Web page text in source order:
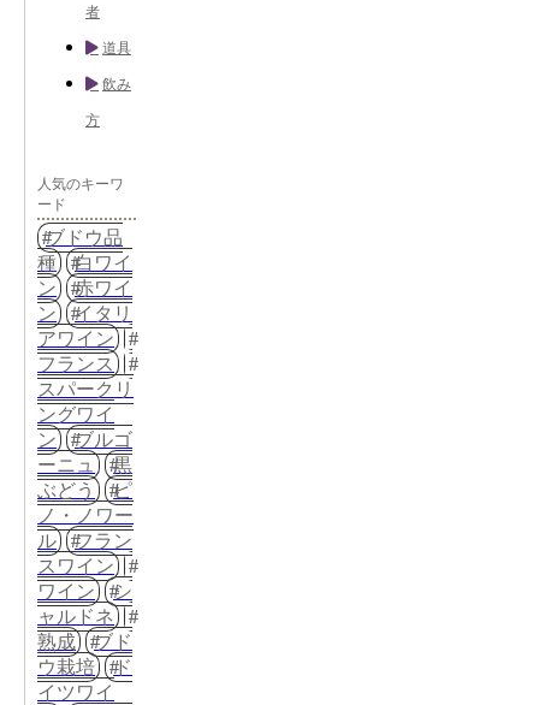
者
道具
飲み
方
人気のキーワ
ード
ブドウ品
種
白ワイ
ン
赤ワイ
ン
イタリ
アワイン
フランス
スパークリ
ングワイ
ン
ブルゴ
ーニュ
黒
ぶどう
ピ
ノ・ノワー
ル
フラン
スワイン
ワイン
シ
ャルドネ
熟成
ブド
ウ栽培
ド
イツワイ